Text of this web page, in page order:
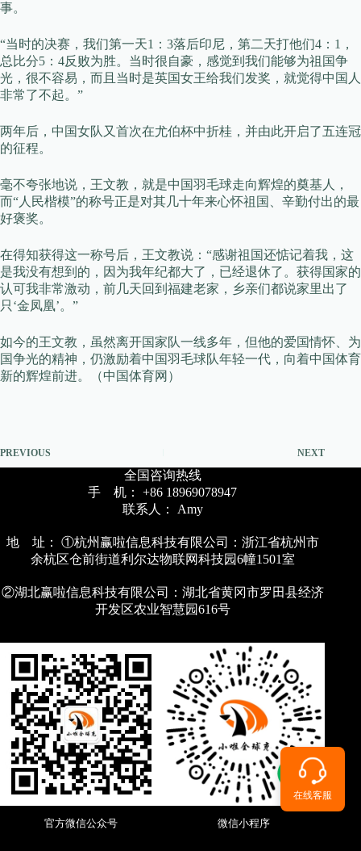
事。
“当时的决赛，我们第一天1：3落后印尼，第二天打他们4：1，
总比分5：4反败为胜。当时很自豪，感觉到我们能够为祖国争
光，很不容易，而且当时是英国女王给我们发奖，就觉得中国人
非常了不起。”
两年后，中国女队又首次在尤伯杯中折桂，并由此开启了五连冠
的征程。
毫不夸张地说，王文教，就是中国羽毛球走向辉煌的奠基人，
而“人民楷模”的称号正是对其几十年来心怀祖国、辛勤付出的最
好褒奖。
在得知获得这一称号后，王文教说：“感谢祖国还惦记着我，这
是我没有想到的，因为我年纪都大了，已经退休了。获得国家的
认可我非常激动，前几天回到福建老家，乡亲们都说家里出了
只‘金凤凰’。”
如今的王文教，虽然离开国家队一线多年，但他的爱国情怀、为
国争光的精神，仍激励着中国羽毛球队年轻一代，向着中国体育
新的辉煌前进。（中国体育网）
PREVIOUS NEXT
全国咨询热线
手 机： +86 18969078947
联系人： Amy
地 址： ①杭州赢啦信息科技有限公司：浙江省杭州市
余杭区仓前街道利尔达物联网科技园6幢1501室
②湖北赢啦信息科技有限公司：湖北省黄冈市罗田县经济
开发区农业智慧园616号
官方微信公众号 微信小程序
在线客服